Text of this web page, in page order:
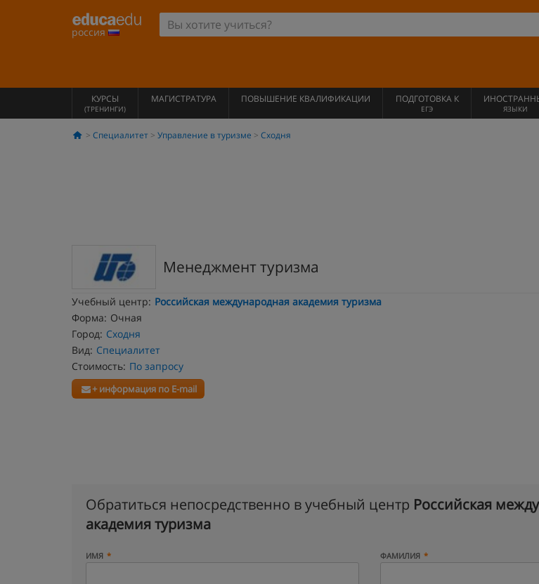
россия
КУРСЫ
(ТРЕНИНГИ)
МАГИСТРАТУРА ПОВЫШЕНИЕ КВАЛИФИКАЦИИ ПОДГОТОВКА К
ЕГЭ ЯЗЫКИ
Специалитет Управление в туризме Сходня
Менеджмент туризма
Учебный центр: Российская международная академия туризма
Форма: Очная
Город: Сходня
Вид: Специалитет
Стоимость: По запросу
+ информация по E-mail
Обратиться непосредственно в учебный центр Российская
академия туризма
ИМЯ ФАМИЛИЯ